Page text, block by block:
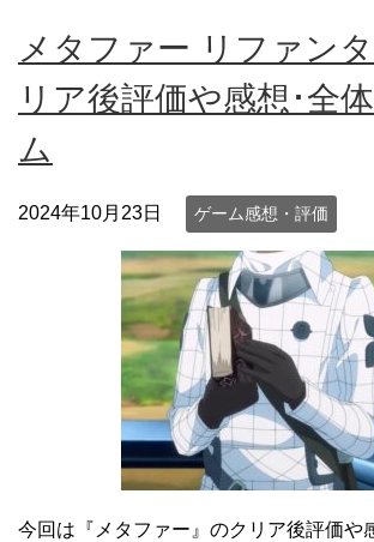
メタファー リファン
リア後評価や感想･全
ム
2024年10月23日 ゲーム感想・評価
今回は『メタファー』のクリア後評価や